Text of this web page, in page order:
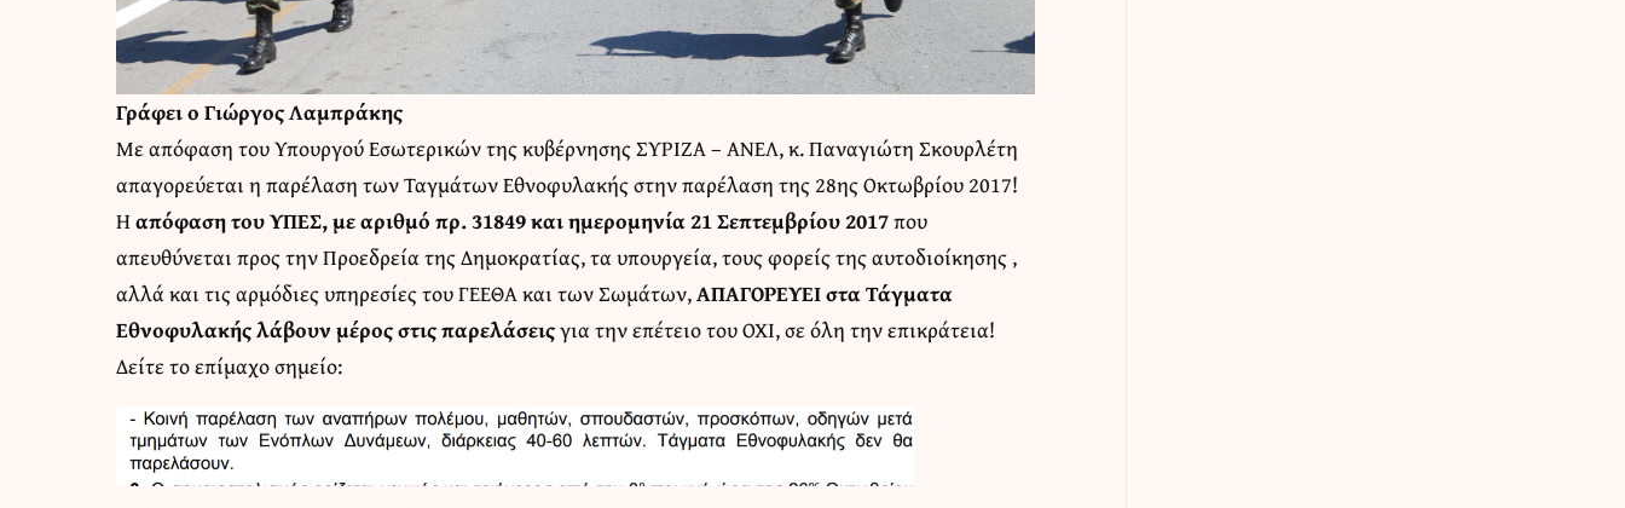
Γράφει ο Γιώργος Λαμπράκης
Με απόφαση του Υπουργού Εσωτερικών της κυβέρνησης ΣΥΡΙΖΑ – ΑΝΕΛ, κ. Παναγιώτη Σκουρλέτη
απαγορεύεται η παρέλαση των Ταγμάτων Εθνοφυλακής στην παρέλαση της 28ης Οκτωβρίου 2017!
Ηαπόφαση του ΥΠΕΣ, με αριθμό πρ. 31849 και ημερομηνία 21 Σεπτεμβρίου 2017που
απευθύνεται προς την Προεδρεία της Δημοκρατίας, τα υπουργεία, τους φορείς της αυτοδιοίκησης ,
αλλά και τις αρμόδιες υπηρεσίες του ΓΕΕΘΑ και των Σωμάτων,ΑΠΑΓΟΡΕΥΕΙ στα Τάγματα
Εθνοφυλακής λάβουν μέρος στις παρελάσειςγια την επέτειο του ΟΧΙ, σε όλη την επικράτεια!
Δείτε το επίμαχο σημείο: